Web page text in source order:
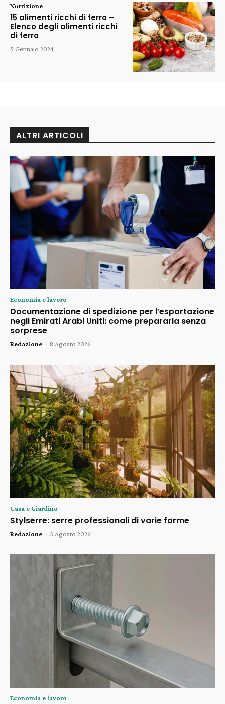
Nutrizione
15 alimenti ricchi di ferro –
Elenco degli alimenti ricchi
di ferro
5 Gennaio 2024
ALTRI ARTICOLI
Economia e lavoro
Documentazione di spedizione per l’esportazione
negli Emirati Arabi Uniti: come prepararla senza
sorprese
Redazione - 8 Agosto 2026
Casa e Giardino
Stylserre: serre professionali di varie forme
Redazione - 5 Agosto 2026
Economia e lavoro